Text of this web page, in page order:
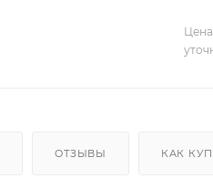
ОТЗЫВЫ КАК